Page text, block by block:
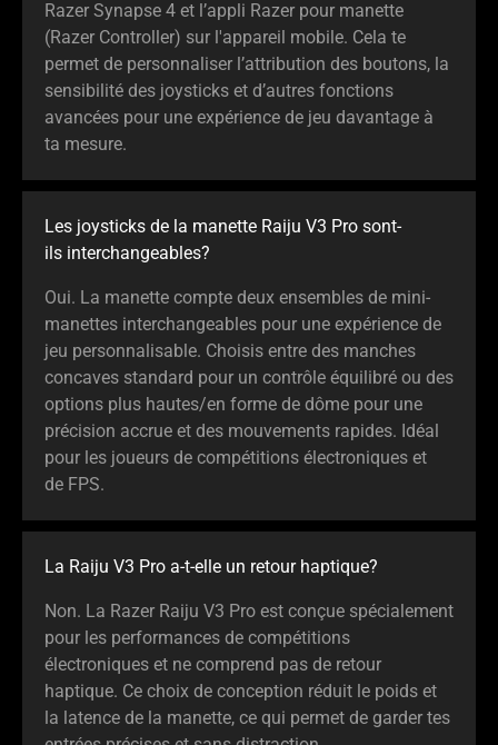
Razer Synapse 4 et l’appli Razer pour manette
(Razer Controller) sur l'appareil mobile. Cela te
permet de personnaliser l’attribution des boutons, la
sensibilité des joysticks et d’autres fonctions
avancées pour une expérience de jeu davantage à
ta mesure.
Les joysticks de la manette Raiju V3 Pro sont-
ils interchangeables?
Oui. La manette compte deux ensembles de mini-
manettes interchangeables pour une expérience de
jeu personnalisable. Choisis entre des manches
concaves standard pour un contrôle équilibré ou des
options plus hautes/en forme de dôme pour une
précision accrue et des mouvements rapides. Idéal
pour les joueurs de compétitions électroniques et
de FPS.
La Raiju V3 Pro a-t-elle un retour haptique?
Non. La Razer Raiju V3 Pro est conçue spécialement
pour les performances de compétitions
électroniques et ne comprend pas de retour
haptique. Ce choix de conception réduit le poids et
la latence de la manette, ce qui permet de garder tes